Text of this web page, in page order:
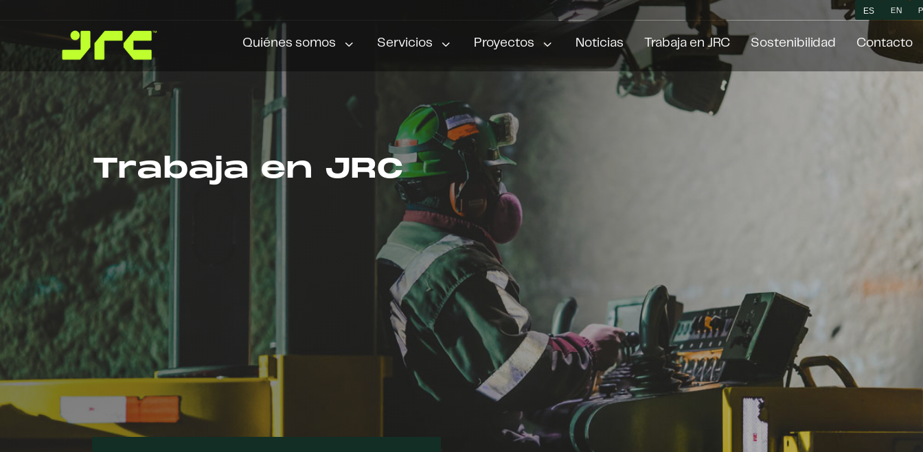
ES EN
3
Quiénes somos 3
Servicios 3
Proyectos Noticias Trabaja en JRC Sostenibilidad Contacto
Trabaja en JRC